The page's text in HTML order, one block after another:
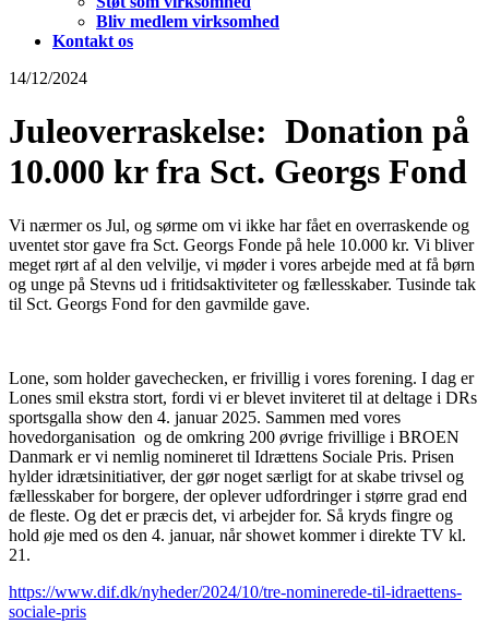
Bliv medlem virksomhed
Kontakt os
14/12/2024
Juleoverraskelse: Donation på
10.000 kr fra Sct. Georgs Fond
Vi nærmer os Jul, og sørme om vi ikke har fået en overraskende og
uventet stor gave fra Sct. Georgs Fonde på hele 10.000 kr. Vi bliver
meget rørt af al den velvilje, vi møder i vores arbejde med at få børn
og unge på Stevns ud i fritidsaktiviteter og fællesskaber. Tusinde tak
til Sct. Georgs Fond for den gavmilde gave.
Lone, som holder gavechecken, er frivillig i vores forening. I dag er
Lones smil ekstra stort, fordi vi er blevet inviteret til at deltage i DRs
sportsgalla show den 4. januar 2025. Sammen med vores
hovedorganisation og de omkring 200 øvrige frivillige i BROEN
Danmark er vi nemlig nomineret til Idrættens Sociale Pris. Prisen
hylder idrætsinitiativer, der gør noget særligt for at skabe trivsel og
fællesskaber for borgere, der oplever udfordringer i større grad end
de fleste. Og det er præcis det, vi arbejder for. Så kryds fingre og
hold øje med os den 4. januar, når showet kommer i direkte TV kl.
21.
https://www.dif.dk/nyheder/2024/10/tre-nominerede-til-idraettens-
sociale-pris